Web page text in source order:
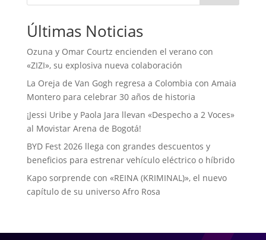
Últimas Noticias
Ozuna y Omar Courtz encienden el verano con
«ZIZI», su explosiva nueva colaboración
La Oreja de Van Gogh regresa a Colombia con Amaia
Montero para celebrar 30 años de historia
¡Jessi Uribe y Paola Jara llevan «Despecho a 2 Voces»
al Movistar Arena de Bogotá!
BYD Fest 2026 llega con grandes descuentos y
beneficios para estrenar vehículo eléctrico o híbrido
Kapo sorprende con «REINA (KRIMINAL)», el nuevo
capítulo de su universo Afro Rosa